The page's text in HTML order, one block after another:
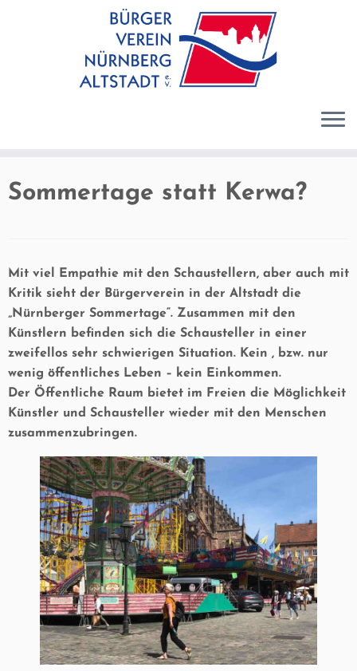
Sommertage statt Kerwa?
Mit viel Empathie mit den Schaustellern, aber auch mit
Kritik sieht der Bürgerverein in der Altstadt die
„Nürnberger Sommertage“. Zusammen mit den
Künstlern befinden sich die Schausteller in einer
zweifellos sehr schwierigen Situation. Kein , bzw. nur
wenig öffentliches Leben – kein Einkommen.
Der Öffentliche Raum bietet im Freien die Möglichkeit
Künstler und Schausteller wieder mit den Menschen
zusammenzubringen.